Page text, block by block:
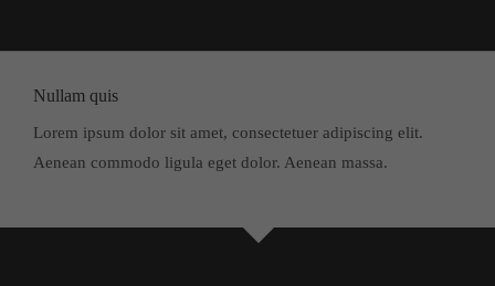
Nullam quis
Lorem ipsum dolor sit amet, consectetuer adipiscing elit.
Aenean commodo ligula eget dolor. Aenean massa.